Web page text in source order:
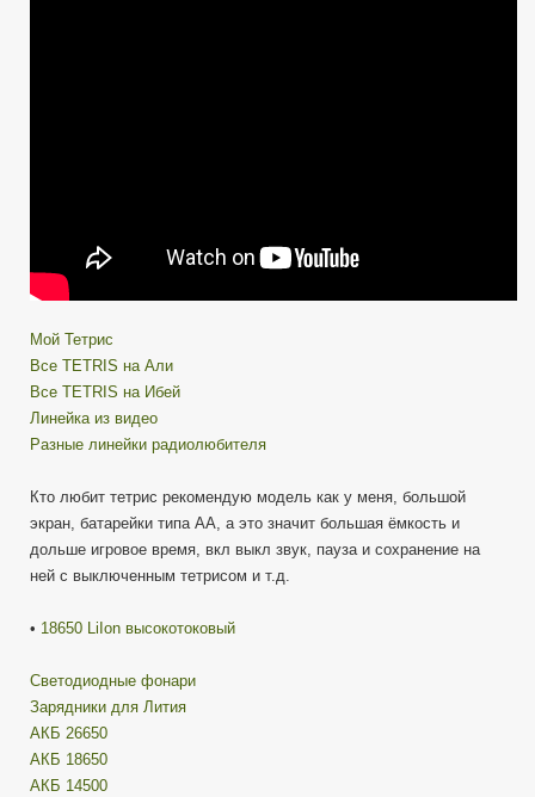
Мой Тетрис
Все TETRIS на Али
Все TETRIS на Ибей
Линейка из видео
Разные линейки радиолюбителя
Кто любит тетрис рекомендую модель как у меня, большой
экран, батарейки типа АА, а это значит большая ёмкость и
дольше игровое время, вкл выкл звук, пауза и сохранение на
ней с выключенным тетрисом и т.д.
• 18650 LiIon высокотоковый
Cветодиодные фонари
Зарядники для Лития
АКБ 26650
АКБ 18650
АКБ 14500